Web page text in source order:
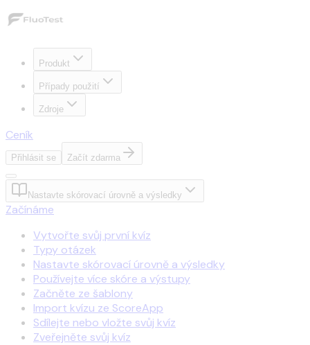
Produkt
Případy použití
Zdroje
Ceník
Přihlásit se Začít zdarma
Nastavte skórovací úrovně a výsledky
Začínáme
Vytvořte svůj první kvíz
Typy otázek
Nastavte skórovací úrovně a výsledky
Používejte více skóre a výstupy
Začněte ze šablony
Import kvízu ze ScoreApp
Sdílejte nebo vložte svůj kvíz
Zveřejněte svůj kvíz